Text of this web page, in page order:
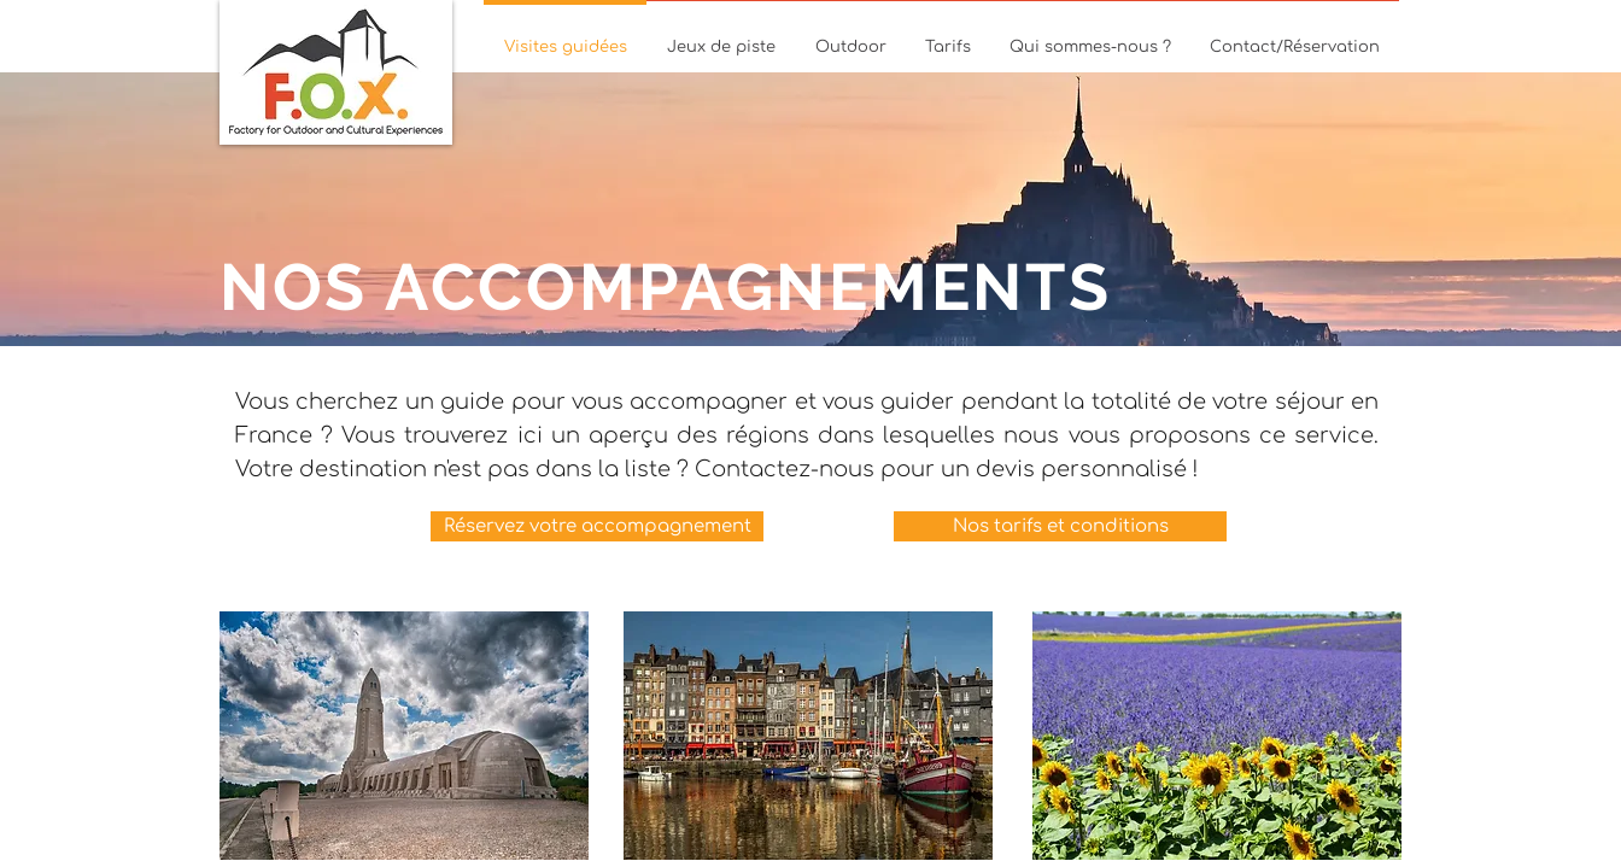
Visites guidées Jeux de piste Outdoor Tarifs Qui sommes-nous ? Contact/Réservation
NOS VISITES GUIDÉES
NOS ACCOMPAGNEMENTS
Vous cherchez un guide pour vous accompagner et vous guider pendant la totalité de votre séjour en
France ? Vous trouverez ici un aperçu des régions dans lesquelles nous vous proposons ce service.
Votre destination n'est pas dans la liste ? Contactez-nous pour un devis personnalisé !
Réservez votre accompagnement Nos tarifs et conditions